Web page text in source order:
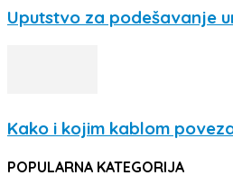
Uputstvo za podešavanje
Kako i kojim kablom
POPULARNA KATEGORIJA